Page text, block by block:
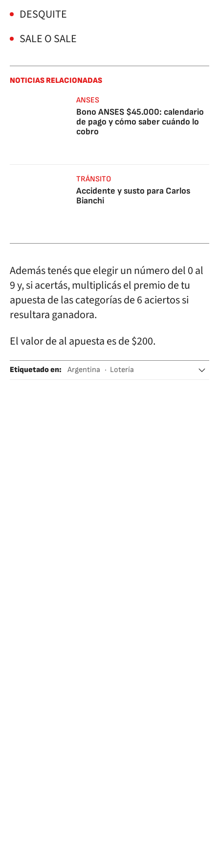
DESQUITE
SALE O SALE
NOTICIAS RELACIONADAS
ANSES
Bono ANSES $45.000: calendario
de pago y cómo saber cuándo lo
cobro
TRÁNSITO
Accidente y susto para Carlos
Bianchi
Además tenés que elegir un número del 0 al
9 y, si acertás, multiplicás el premio de tu
apuesta de las categorías de 6 aciertos si
resultara ganadora.
El valor de al apuesta es de $200.
Etiquetado en: Argentina
Lotería